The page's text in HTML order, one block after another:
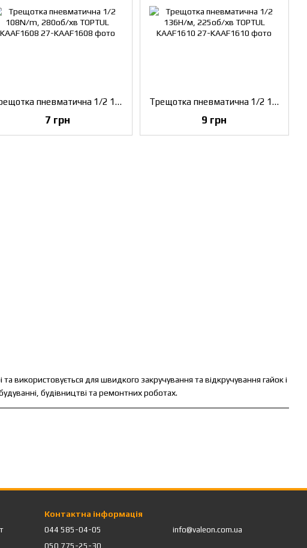
використовується для швидкого закручування та відкручування гайок і
будівництві та ремонтних роботах.
Трещотка пневматична 1/2 108N/m, 280об/хв TOPTUL KAAF1608
7 грн
Трещотка пневматична 1/2 136Н/м, 225об/хв TOPTUL KAAF1610
9 грн
Контактна інформація
044 585-04-05
050 775-25-30
info@valeon.com.ua